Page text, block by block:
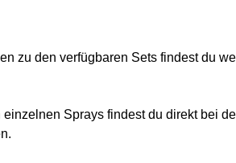
zu den verfügbaren Sets findest du
Sprays findest du direkt bei